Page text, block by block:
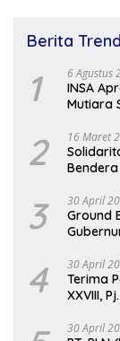
Berita
1 6 Agustus
INSA
Mutiara
2 16 Maret
3 30 April
Ground
4 30 April
Terima
XXVIII,
30 April